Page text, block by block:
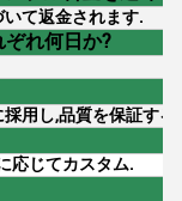
て返金されます.
ぞれ何日か?
用し,品質を保証す
応じてカスタム.